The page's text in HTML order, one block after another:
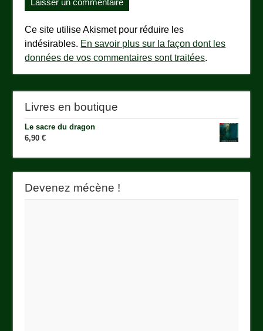
Ce site utilise Akismet pour réduire les
indésirables. En savoir plus sur la façon dont les
données de vos commentaires sont traitées.
Livres en boutique
Le sacre du dragon
6,90€
Devenez mécène !